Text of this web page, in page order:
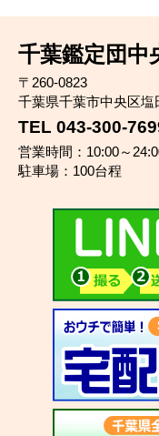
千葉鑑定団中
〒260-0823
千葉県千葉市中央区塩
TEL 043-300-
営業時間：10:00～
駐車場：100台程